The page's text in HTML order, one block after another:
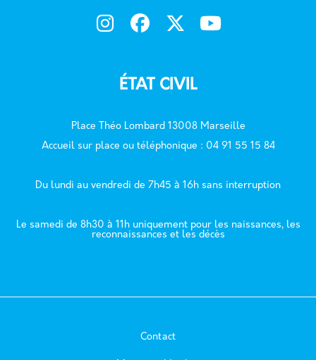
ÉTAT CIVIL
Place Théo Lombard 13008 Marseille
Accueil sur place ou téléphonique : 04 91 55 15 84
Du lundi au vendredi de 7h45 à 16h sans interruption
Le samedi de 8h30 à 11h uniquement pour les naissances, les
reconnaissances et les décès
Contact